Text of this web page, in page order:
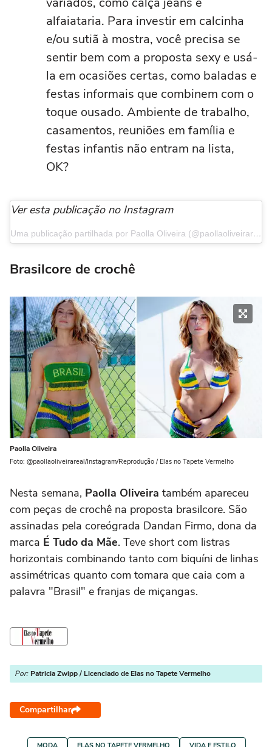
alfaiataria. Para investir em calcinha
e/ou sutiã à mostra, você precisa se
sentir bem com a proposta sexy e usá-
la em ocasiões certas, como baladas e
festas informais que combinem com o
toque ousado. Ambiente de trabalho,
casamentos, reuniões em família e
festas infantis não entram na lista,
OK?
Ver esta publicação no Instagram
Uma publicação partilhada por Paolla Oliveira (@paollaoliveirareal)
Brasilcore de crochê
Paolla Oliveira
Foto: @paollaoliveirareal/Instagram/Reprodução / Elas no Tapete Vermelho
Nesta semana, Paolla Oliveira também apareceu
com peças de crochê na proposta brasilcore. São
assinadas pela coreógrada Dandan Firmo, dona da
marca É Tudo da Mãe. Teve short com listras
horizontais combinando tanto com biquíni de linhas
assimétricas quanto com tomara que caia com a
palavra "Brasil" e franjas de miçangas.
Por: Patricia Zwipp / Licenciado de Elas no Tapete Vermelho
Compartilhar